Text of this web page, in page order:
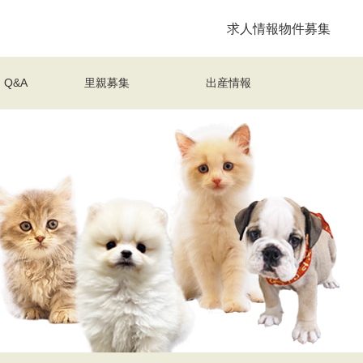
求人情報物件募集
Q&A 里親募集 出産情報